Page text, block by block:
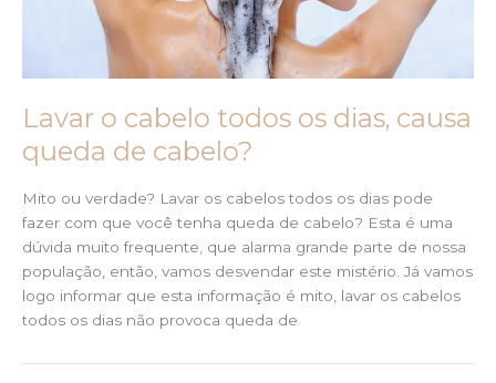
Lavar o cabelo todos os dias, causa
queda de cabelo?
Mito ou verdade? Lavar os cabelos todos os dias pode
fazer com que você tenha queda de cabelo? Esta é uma
dúvida muito frequente, que alarma grande parte de nossa
população, então, vamos desvendar este mistério. Já vamos
logo informar que esta informação é mito, lavar os cabelos
todos os dias não provoca queda de